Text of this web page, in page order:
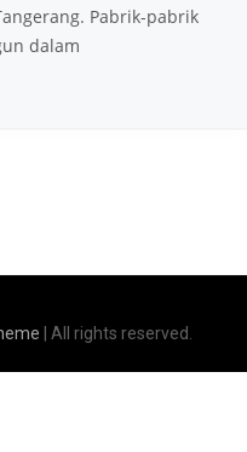
Pabrik-pabrik
dalam
| All rights reserved.